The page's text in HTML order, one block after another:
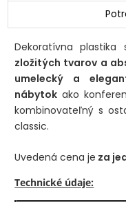
Dekoratívna
zložitých tvarov a
umelecký a
nábytok ako
kombinovateľný s
classic.
Uvedená cena je za
Technické údaje: